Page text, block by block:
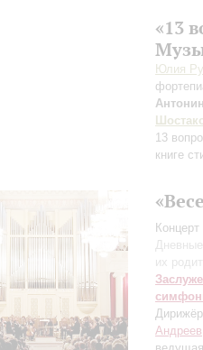
«13
Юлия
13
книге
их
Андреев